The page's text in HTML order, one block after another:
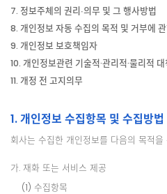
7. 정보주체의 권리∙의무 및 그 행사방법
8. 개인정보 자동 수집의 목적 및 거부에
9. 개인정보 보호책임자
10. 개인정보관련 기술적·관리적·물리적 대
11. 개정 전 고지의무
1. 개인정보 수집항목 및 수집방법
회사는 수집한 개인정보를 다음의 목적을
가. 재화 또는 서비스 제공
(1) 수집항목